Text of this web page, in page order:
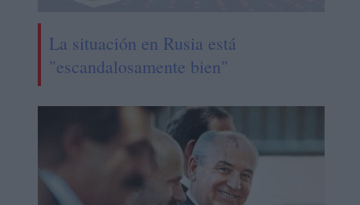
La situación en Rusia está
"escandalosamente bien"